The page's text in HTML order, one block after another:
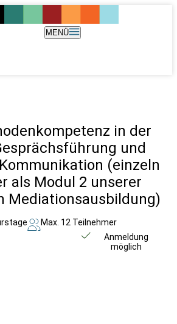
MENÜ
in der
und
(einzeln
als Modul 2 unserer
Mediationsausbildung)
Max. 12 Teilnehmer
Anmeldung
möglich